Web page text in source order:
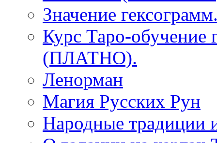
Значение
Курс Таро-обучение
(ПЛАТНО).
Ленорман
Магия Русских Рун
Народные традиции